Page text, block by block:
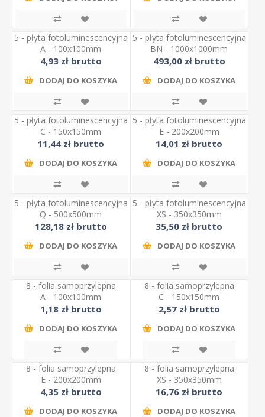
5 - płyta fotoluminescencyjna
A - 100x100mm
4,93 zł brutto
DODAJ DO KOSZYKA
5 - płyta fotoluminescencyjna
BN - 1000x1000mm
493,00 zł brutto
DODAJ DO KOSZYKA
5 - płyta fotoluminescencyjna
C - 150x150mm
11,44 zł brutto
DODAJ DO KOSZYKA
5 - płyta fotoluminescencyjna
E - 200x200mm
14,01 zł brutto
DODAJ DO KOSZYKA
5 - płyta fotoluminescencyjna
Q - 500x500mm
128,18 zł brutto
DODAJ DO KOSZYKA
5 - płyta fotoluminescencyjna
XS - 350x350mm
35,50 zł brutto
DODAJ DO KOSZYKA
8 - folia samoprzylepna
A - 100x100mm
1,18 zł brutto
DODAJ DO KOSZYKA
8 - folia samoprzylepna
C - 150x150mm
2,57 zł brutto
DODAJ DO KOSZYKA
8 - folia samoprzylepna
E - 200x200mm
4,35 zł brutto
DODAJ DO KOSZYKA
8 - folia samoprzylepna
XS - 350x350mm
16,76 zł brutto
DODAJ DO KOSZYKA